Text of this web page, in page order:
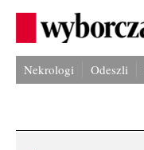
Nekrologi Odeszli